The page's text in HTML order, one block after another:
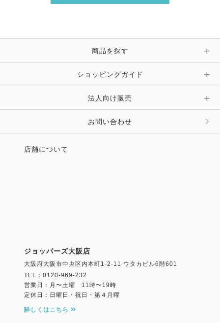
商品を探す
ショッピングガイド
法人向け販売
お問い合わせ
店舗について
ジョッパーズ大阪店
大阪府大阪市中央区内本町1-2-11 ウタカビル6階601
TEL：0120-969-232
営業日：月〜土曜 11時〜19時
定休日：日曜日・祝日・第４月曜
詳しくはこちら